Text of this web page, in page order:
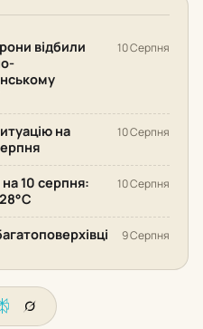
відбили
10 Серпня
на
10 Серпня
10 серпня:
10 Серпня
9 Серпня